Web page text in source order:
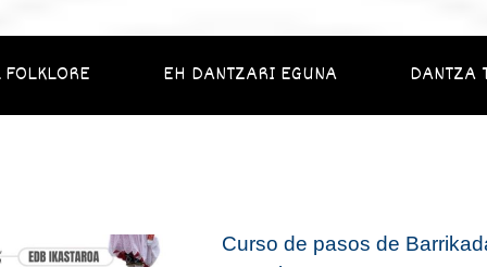
EH DANTZARI EGUNA DANTZA
Curso de pasos de